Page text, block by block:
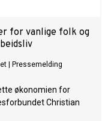
for vanlige folk og
Pressemelding
økonomien for
Christian